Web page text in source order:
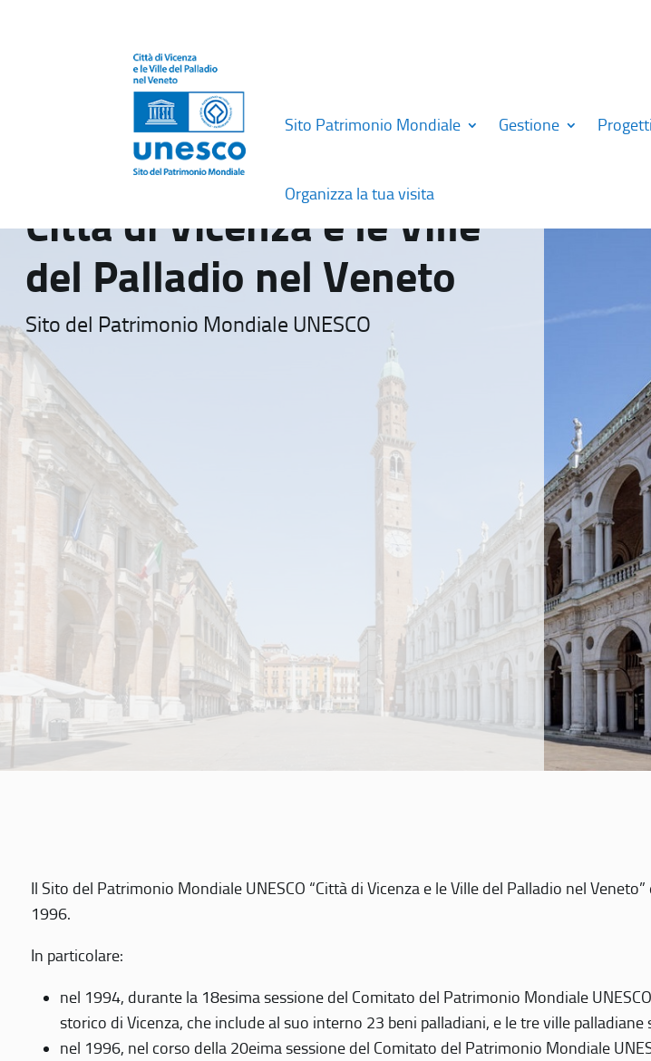
Sito Patrimonio Mondiale Gestione
Organizza la tua visita
Città di Vicenza e le Ville
del Palladio nel Veneto
Sito del Patrimonio Mondiale UNESCO
Il Sito del Patrimonio Mondiale UNESCO “Città di Vicenza e le Ville del Palladio nel
1996.
In particolare:
nel 1994, durante la 18esima sessione del Comitato del Patrimonio Mondiale
storico di Vicenza, che include al suo interno 23 beni palladiani, e le tre ville palladiane
nel 1996, nel corso della 20eima sessione del Comitato del Patrimonio Mondiale